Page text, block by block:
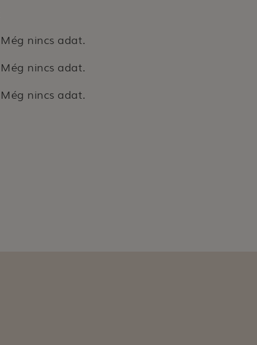
Még nincs adat.
Még nincs adat.
Még nincs adat.